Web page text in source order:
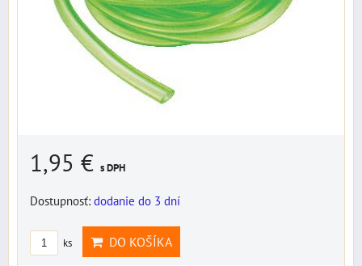
1,95 € s DPH
Dostupnosť: dodanie do 3 dní
ks DO KOŠÍKA